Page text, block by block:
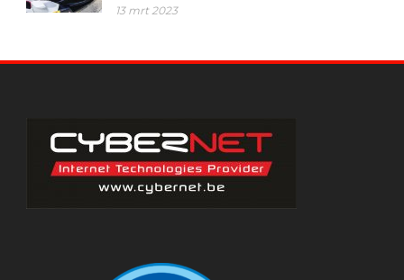
13 mrt 2023